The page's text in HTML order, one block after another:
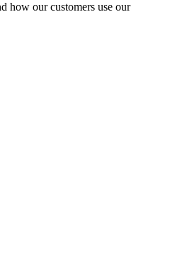
how our customers use our